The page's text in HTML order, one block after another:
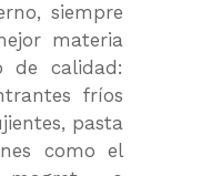
siempre
materia
de calidad:
fríos
pasta
como el